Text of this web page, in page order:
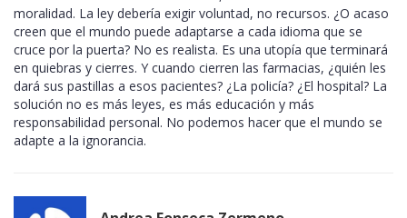
moralidad. La ley debería exigir voluntad, no recursos. ¿O acaso
creen que el mundo puede adaptarse a cada idioma que se
cruce por la puerta? No es realista. Es una utopía que terminará
en quiebras y cierres. Y cuando cierren las farmacias, ¿quién les
dará sus pastillas a esos pacientes? ¿La policía? ¿El hospital? La
solución no es más leyes, es más educación y más
responsabilidad personal. No podemos hacer que el mundo se
adapte a la ignorancia.